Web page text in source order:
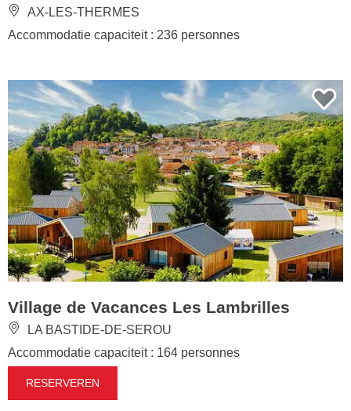
AX-LES-THERMES
Accommodatie capaciteit : 236 personnes
Village de Vacances Les Lambrilles
LA BASTIDE-DE-SEROU
Accommodatie capaciteit : 164 personnes
RESERVEREN